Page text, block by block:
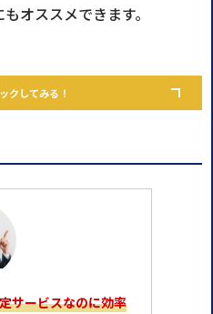
オススメできます。
クしてみる！
サービスなのに効率